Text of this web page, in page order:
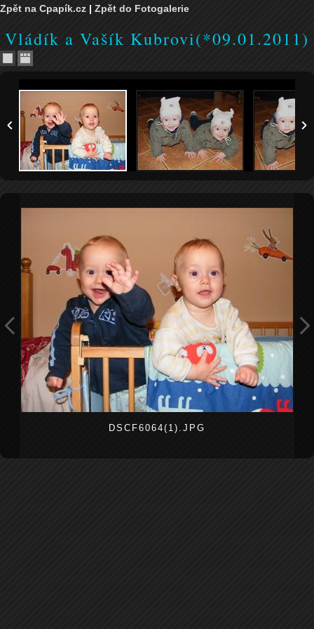
Zpět na Cpapík.cz | Zpět do Fotogalerie
Vládík a Vašík Kubrovi(*09.01.2011)
DSCF6064(1).JPG